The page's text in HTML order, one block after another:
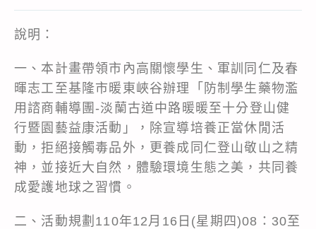
說明：
一、本計畫帶領市內高關懷學生、軍訓同仁及春
暉志工至基隆市暖東峽谷辦理「防制學生藥物濫
用諮商輔導團-淡蘭古道中路暖暖至十分登山健
行暨園藝益康活動」，除宣導培養正當休閒活
動，拒絕接觸毒品外，更養成同仁登山敬山之精
神，並接近大自然，體驗環境生態之美，共同養
成愛護地球之習慣。
二、活動規劃110年12月16日(星期四)08：30至